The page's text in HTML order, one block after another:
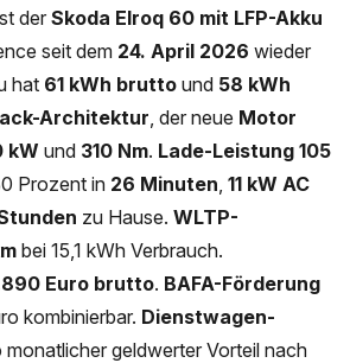
der Skoda Elroq 60 mit LFP-Akku
seit dem 24. April 2026 wieder
hat 61 kWh brutto und 58 kWh
Architektur , der neue Motor
kW und 310 Nm. Lade-Leistung 105
Prozent in 26 Minuten 11 kW AC
zu Hause. WLTP-
bei 15,1 kWh Verbrauch.
Euro brutto. BAFA-Förderung
kombinierbar. Dienstwagen-
geldwerter Vorteil nach